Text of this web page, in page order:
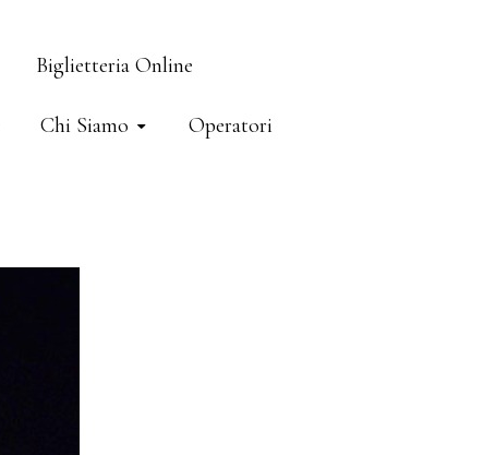
Biglietteria Online
Chi Siamo Operatori